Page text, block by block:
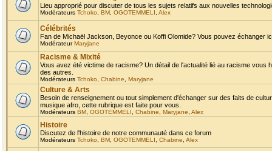
Lieu approprié pour discuter de tous les sujets relatifs aux nouvelles
Modérateurs Tchoko BM OGOTEMMELI Alex
Célébrités
Fan de Michaël Jackson, Beyonce ou Koffi Olomide? Vous pouvez échanger
ModérateurMaryjane
Racisme & Mixité
Vous avez été victime de racisme? Un détail de l'actualité lié au racisme
des autres.
Modérateurs Tchoko Chabine Maryjane
Culture & Arts
Besoin de renseignement ou tout simplement d'échanger sur des faits de
musique afro, cette rubrique est faite pour vous.
Modérateurs BM OGOTEMMELI Chabine Maryjane Alex
Histoire
Discutez de l'histoire de notre communauté dans ce forum
Modérateurs Tchoko BM OGOTEMMELI Chabine Alex